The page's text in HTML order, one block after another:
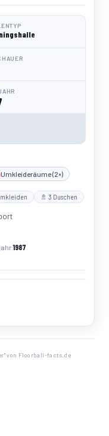
Umkleideräume (2×)
🚿 3 Duschen
1987
von Floorball-facts.de